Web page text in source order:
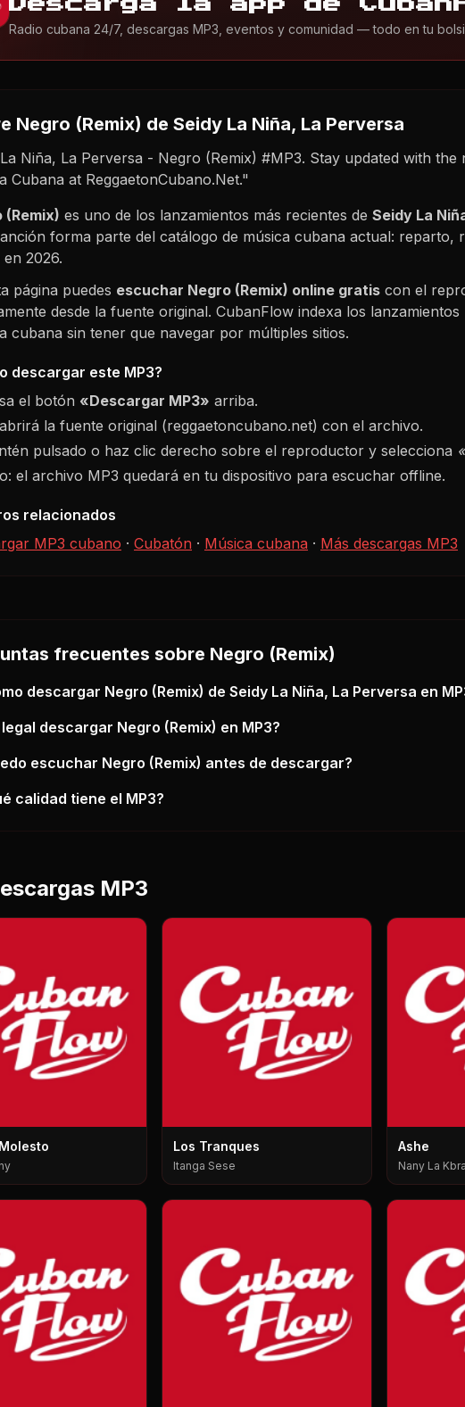
Descarga la app de
Radio cubana 24/7, descargas MP3, eventos y comunidad — todo en tu
Negro (Remix) de Seidy La Niña, La Perversa
Niña, La Perversa - Negro (Remix) #MP3. Stay updated with
Cubana at ReggaetonCubano.Net."
(Remix) es uno de los lanzamientos más recientes de Seidy La
forma parte del catálogo de música cubana actual:
en 2026.
página puedes escuchar Negro (Remix) online gratis con el
desde la fuente original. CubanFlow indexa los
cubana sin tener que navegar por múltiples sitios.
descargar este MP3?
el botón «Descargar MP3» arriba.
la fuente original (reggaetoncubano.net) con el archivo.
pulsado o haz clic derecho sobre el reproductor y selecciona
el archivo MP3 quedará en tu dispositivo para escuchar offline.
relacionados
MP3 cubano · Cubatón · Música cubana · Más descargas MP3
frecuentes sobre Negro (Remix)
descargar Negro (Remix) de Seidy La Niña, La Perversa en
legal descargar Negro (Remix) en MP3?
escuchar Negro (Remix) antes de descargar?
calidad tiene el MP3?
MP3
Los Tranques
Itanga Sese
Ashe
Nany La